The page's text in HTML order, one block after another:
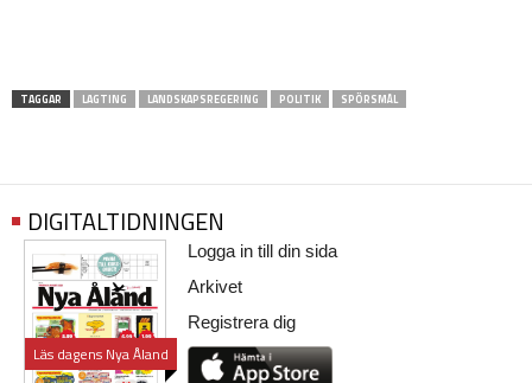
TAGGAR LAGTING LANDSKAPSREGERING POLITIK SPÖRSMÅL
DIGITALTIDNINGEN
Läs dagens Nya Åland
Logga in till din sida
Arkivet
Registrera dig